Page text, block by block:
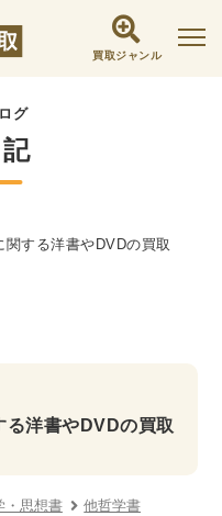
買取ジャンル
学
学 論理学
地図・地理・地域研究
グ
関する洋書やDVDの買取
る洋書やDVDの買取
・思想書
他哲学書